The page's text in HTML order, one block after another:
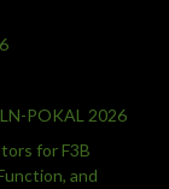
POKAL 2026
for F3B
and